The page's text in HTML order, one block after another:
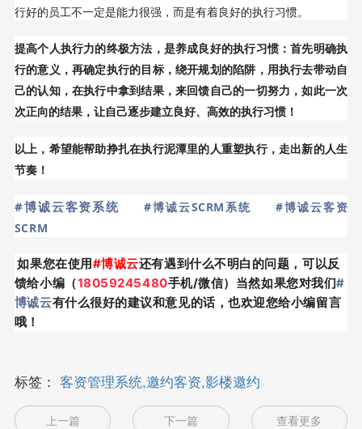
行好的员工不一定是能力很强，而是有着良好的执行习惯。
提高个人执行力的终极方法，是养成良好的执行习惯：首先明确执
行的意义，再确定执行的目标，绕开规划的陷阱，用执行去带动自
己的认知，在执行中拿到结果，来回馈自己的一切努力，如此一次
次正向的结果，让自己逐步建立良好、高效的执行习惯！
以上，希望能帮助挣扎在执行泥潭里的人重塑执行，走出新的人生
节奏！
#博诚云客资系统 #博诚云SCRM系统
#博诚云客资
SCRM
如果您在使用#博诚云还有遇到什么不明白的问题，可以反
馈给小编（18059245480手机/微信）当然如果您对我们#
博诚云有什么很好的建议和意见的话，也欢迎您给小编留言
哦！
标签： 客资管理系统,邀约客资,影楼邀约
上一篇 下一篇 查看更多